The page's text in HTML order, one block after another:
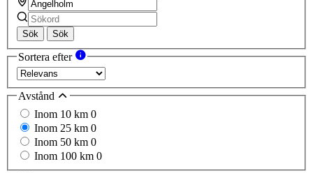
Sök Sök
Sortera efter
Avstånd
Inom 10 km 0
Inom 25 km 0
Inom 50 km 0
Inom 100 km 0